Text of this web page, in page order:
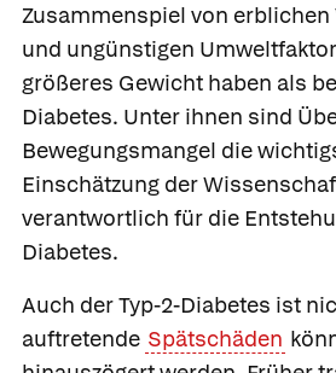
Zusammenspiel von erblichen
und ungünstigen
größeres Gewicht haben als
Diabetes. Unter ihnen sind
Bewegungsmangel die
Einschätzung der
verantwortlich für die
Diabetes.
Auch der Typ-2-Diabetes ist
auftretende Spätschäden